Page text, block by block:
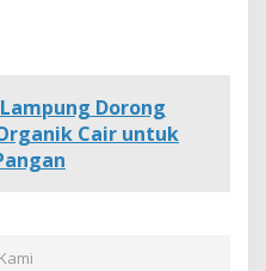
Dorong
Cair untuk